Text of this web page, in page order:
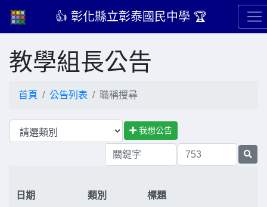
👍 彰化縣立彰泰國民中學 🏆
教學組長公告
首頁 公告列表 職稱搜尋
我想公告
日期 類別 標題